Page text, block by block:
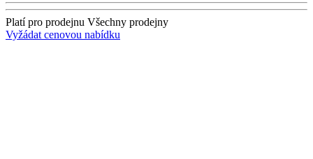
Platí pro prodejnu Všechny prodejny
Vyžádat cenovou nabídku